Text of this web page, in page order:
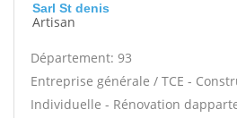
Sarl St denis
Artisan
Département: 93
Entreprise générale / TCE -
Individuelle - Rénovation